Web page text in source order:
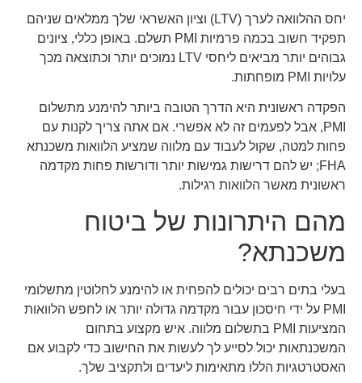
יחס ההלוואה לערך (LTV) וציון האשראי שלך ממלאים שניהם
תפקיד חשוב בכמה פרמיות PMI תשלם. באופן כללי, ציונים
גבוהים יותר מביאים ליחסי LTV נמוכים יותר וכתוצאה מכך
עלויות PMI מופחתות.
הפקדה ראשונית היא הדרך הטובה ביותר להימנע מתשלום
PMI, אבל לפעמים זה לא אפשרי. אם אתה צריך לקנות עם
פחות למטה, שקול לעבוד עם מלווה שמציע הלוואות משכנתא
FHA; יש להם דרישות גמישות יותר ודורשות פחות מקדמה
ראשונית מאשר הלוואות רגילות.
מהם היתרונות של ביטוח
משכנתא?
בעלי בתים רבים יכולים להפחית או להימנע לחלוטין מתשלומי
PMI על ידי חיסכון עבור מקדמה גדולה יותר או לחפש הלוואות
המציעות PMI בתשלום מלווה. איש מקצוע בתחום
המשכנתאות יכול לסייע לך לעשות את החישוב כדי לקבוע אם
האסטרטגיות הללו מתאימות ליעדים ולתקציב שלך.